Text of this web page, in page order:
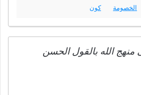
الخصومة كون
الله بالقول الحسن